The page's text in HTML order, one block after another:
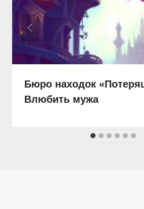
Бюро находок
Влюбить мужа